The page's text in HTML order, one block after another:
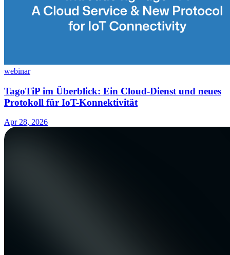
webinar
TagoTiP im Überblick: Ein Cloud-Dienst und neues
Protokoll für IoT-Konnektivität
Apr 28, 2026